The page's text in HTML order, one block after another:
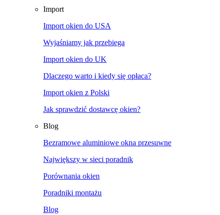
Import
Import okien do USA
Wyjaśniamy jak przebiega
Import okien do UK
Dlaczego warto i kiedy się opłaca?
Import okien z Polski
Jak sprawdzić dostawcę okien?
Blog
Bezramowe aluminiowe okna przesuwne
Największy w sieci poradnik
Porównania okien
Poradniki montażu
Blog